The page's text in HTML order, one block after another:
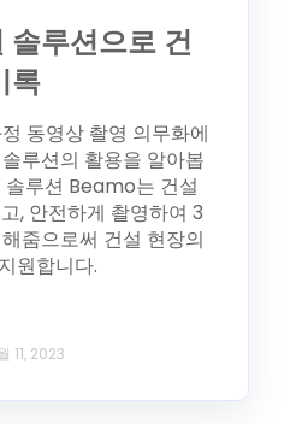
솔루션으로 건
록
동영상 촬영 의무화에
루션의 활용을 알아봅
솔루션 Beamo는 건설
, 안전하게 촬영하여 3
줌으로써 건설 현장의
원합니다.
11, 2023